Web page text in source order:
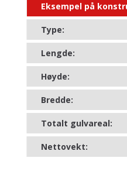
Eksempel på
Type:
Lengde:
Høyde:
Bredde:
Totalt gulvareal:
Nettovekt: